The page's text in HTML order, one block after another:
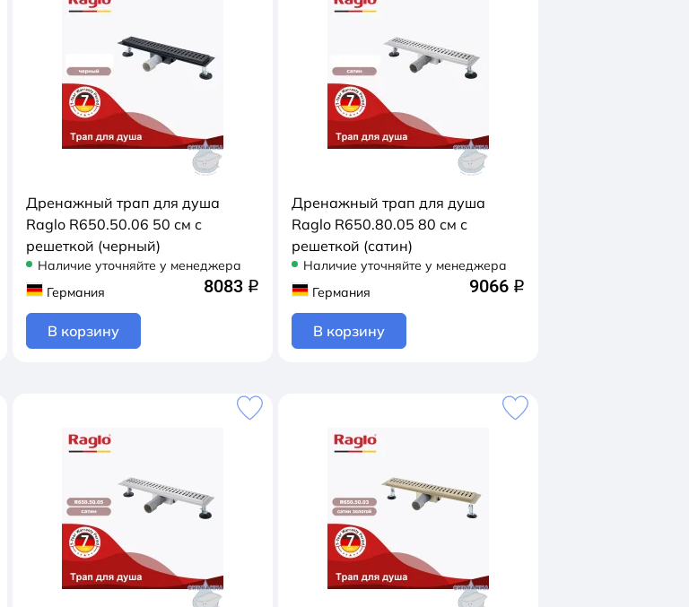
Дренажный трап для душа
Raglo R650.50.06 50 см с
решеткой (черный)
Наличие уточняйте у менеджера
Германия
8083 q
В корзину
Дренажный трап для душа
Raglo R650.80.05 80 см с
решеткой (сатин)
Наличие уточняйте у менеджера
Германия
9066 q
В корзину